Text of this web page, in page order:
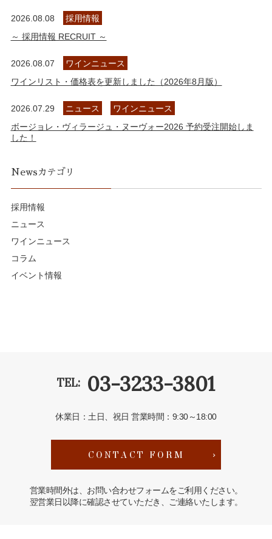
2026.08.08
採用情報
～ 採用情報 RECRUIT ～
2026.08.07
ワインニュース
ワインリスト・価格表を更新しました（2026年8月版）
2026.07.29 ニュース
ワインニュース
ボージョレ・ヴィラージュ・ヌーヴォー2026 予約受注開始しま
した！
Newsカテゴリ
採用情報
ニュース
ワインニュース
コラム
イベント情報
TEL: 03-3233-3801
休業日：土日、祝日営業時間：9:30～18:00
CONTACT FORM
営業時間外は、お問い合わせフォームをご利用ください。
翌営業日以降に確認させていただき、ご連絡いたします。